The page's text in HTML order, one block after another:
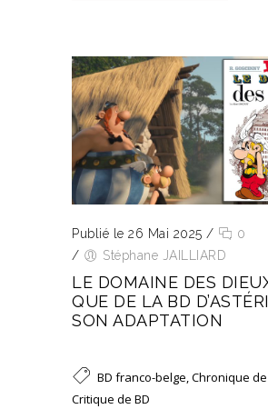
Publié le 26 Mai 2025 /
0
/
Stéphane JAILLIARD
LE DOMAINE DES
QUE DE LA BD
SON ADAPTATION
BD franco-belge,Chronique
Critique de BD